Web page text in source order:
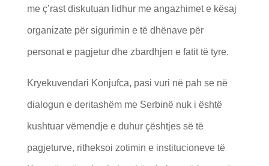
me ç’rast diskutuan lidhur me angazhimet e kësaj
organizate për sigurimin e të dhënave për
personat e pagjetur dhe zbardhjen e fatit të tyre.
Kryekuvendari Konjufca, pasi vuri në pah se në
dialogun e deritashëm me Serbinë nuk i është
kushtuar vëmendje e duhur çështjes së të
pagjeturve, ritheksoi zotimin e institucioneve të